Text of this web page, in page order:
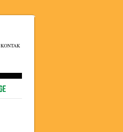
KONTAK